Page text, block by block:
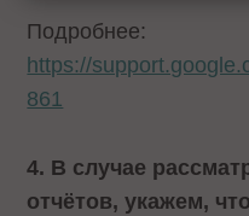
Подробнее:
https://
861
4. В случае
отчётов, укажем,